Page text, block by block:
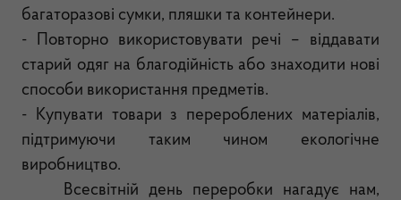
багаторазові сумки, пляшки та контейнери.
- Повторно використовувати речі – віддавати
старий одяг на благодійність або знаходити нові
способи використання предметів.
- Купувати товари з перероблених матеріалів,
підтримуючи таким чином екологічне
виробництво.
Всесвітній день переробки нагадує нам,